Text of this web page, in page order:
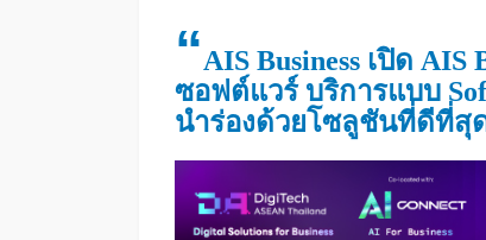
“AIS Business เปิด
ซอฟต์แวร์ บริการแบบ
นำร่องด้วยโซลูชันที่ดีที่สุ